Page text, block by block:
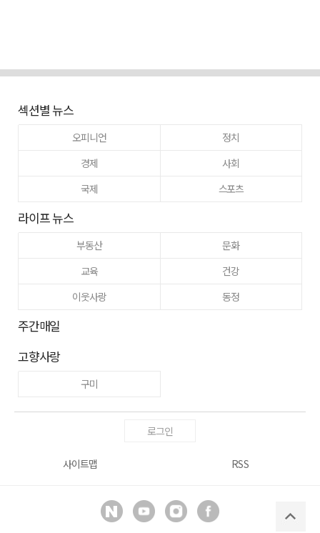
섹션별 뉴스
오피니언
정치
경제
사회
국제
스포츠
라이프 뉴스
부동산
문화
교육
건강
이웃사랑
동정
주간매일
고향사랑
구미
로그인
사이트맵 RSS